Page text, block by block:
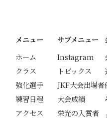
メニュー
ホーム
クラス
強化選手
練習日程
アクセス
サブメニュー
Instagram
トピックス
JKF大会出場者
大会成績
栄光の入賞者